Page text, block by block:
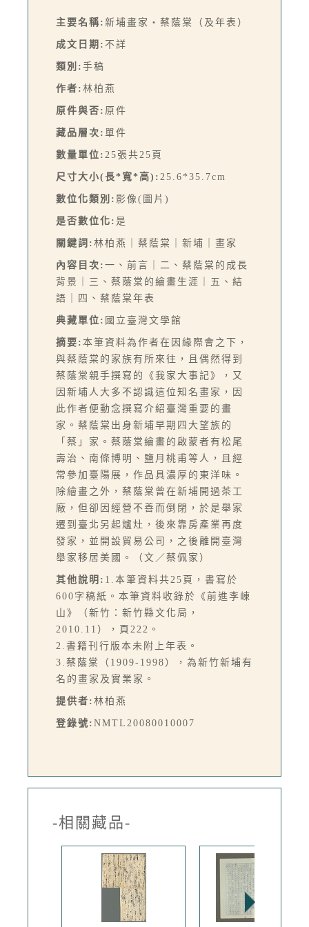
主要名稱: 新埔畫家‧蔡蔭棠（及年表）
成文日期: 不詳
類別: 手稿
作者: 林柏燕
原件與否: 原件
藏品層次: 單件
數量單位: 25張共25頁
尺寸大小(長*寬*高): 25.6*35.7cm
數位化類別: 影像(圖片)
是否數位化: 是
關鍵詞: 林柏燕｜蔡蔭棠｜新埔｜畫家
內容目次: 一、前言｜二、蔡蔭棠的成長
背景｜三、蔡蔭棠的繪畫生涯｜五、結
語｜四、蔡蔭棠年表
典藏單位: 國立臺灣文學館
摘要: 本筆資料為作者在因緣際會之下，
與蔡蔭棠的家族有所來往，且偶然得到
蔡蔭棠親手撰寫的《我家大事記》，又
因新埔人大多不認識這位知名畫家，因
此作者便動念撰寫介紹臺灣重要的畫
家。蔡蔭棠出身新埔早期四大望族的
「蔡」家。蔡蔭棠繪畫的啟蒙者有松尾
壽治、南條博明、鹽月桃甫等人，且經
常參加臺陽展，作品具濃厚的東洋味。
除繪畫之外，蔡蔭棠曾在新埔開過茶工
廠，但卻因經營不善而倒閉，於是舉家
遷到臺北另起爐灶，後來靠房產業再度
發家，並開設貿易公司，之後離開臺灣
舉家移居美國。（文／蔡佩家）
其他說明: 1.本筆資料共25頁，書寫於
600字稿紙。本筆資料收錄於《前進李崠
山》（新竹：新竹縣文化局，
2010.11），頁222。
2.書籍刊行版本未附上年表。
3.蔡蔭棠（1909-1998），為新竹新埔有
名的畫家及實業家。
提供者: 林柏燕
登錄號: NMTL20080010007
-相關藏品-